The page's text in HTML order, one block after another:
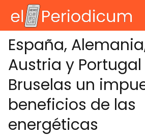
España,
Austria y
Bruselas un
beneficios de las
energéticas